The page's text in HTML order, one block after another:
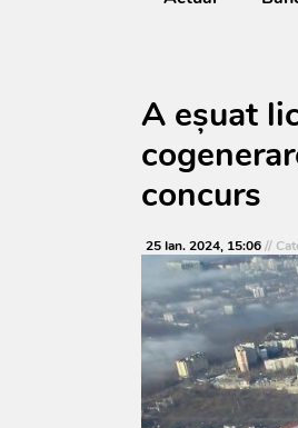
A eșuat
concurs
25 Ian. 2024, 15:06//